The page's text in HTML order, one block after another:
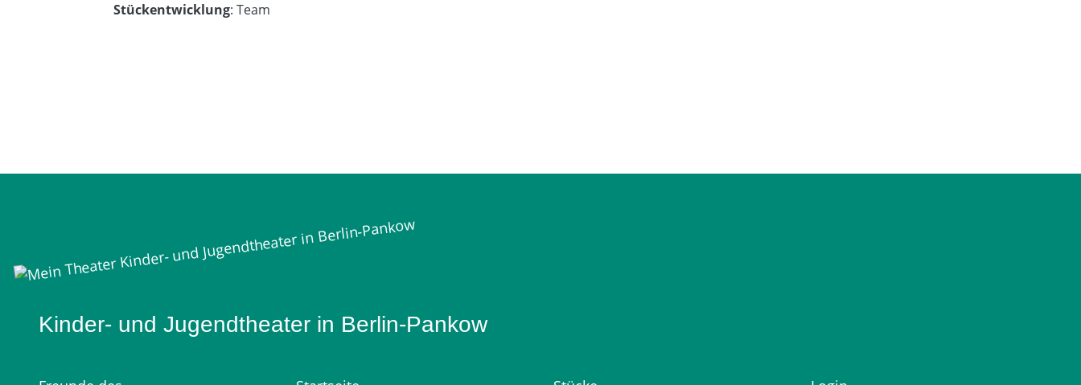
Stückentwicklung: Team
Mein Theater
Kinder- und Jugendtheater in Berlin‑Pankow